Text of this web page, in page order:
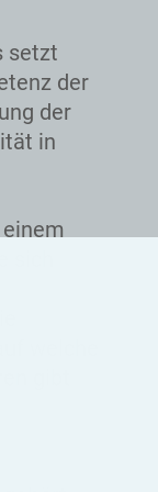
setzt
der
der
in
welche